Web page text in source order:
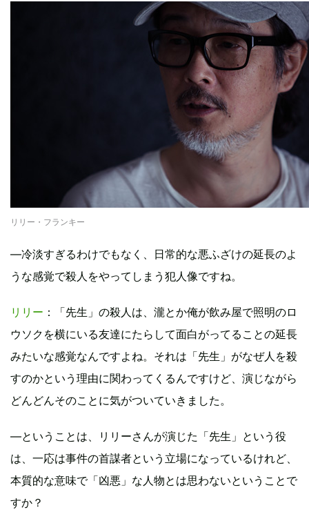
リリー・フランキー
―冷淡すぎるわけでもなく、日常的な悪ふざけの延長のよ
うな感覚で殺人をやってしまう犯人像ですね。
リリー ：「先生」の殺人は、瀧とか俺が飲み屋で照明のロ
ウソクを横にいる友達にたらして面白がってることの延長
みたいな感覚なんですよね。それは「先生」がなぜ人を殺
すのかという理由に関わってくるんですけど、演じながら
どんどんそのことに気がついていきました。
―ということは、リリーさんが演じた「先生」という役
は、一応は事件の首謀者という立場になっているけれど、
本質的な意味で「凶悪」な人物とは思わないということで
すか？